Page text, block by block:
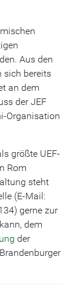
Aus den
sich bereits
an dem
der JEF
Organisation
größte UEF-
Rom
steht
(E-Mail:
gerne zur
dem
der